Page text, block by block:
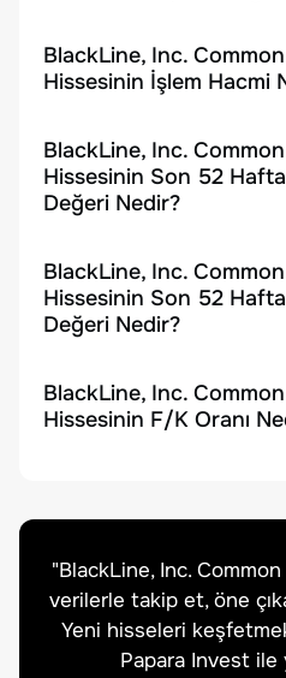
BlackLine, Inc.
Hissesinin İşlem Hacmi
BlackLine, Inc.
Hissesinin Son 52
Değeri Nedir?
BlackLine, Inc.
Hissesinin Son 52
Değeri Nedir?
BlackLine, Inc.
Hissesinin F/K Oranı
"BlackLine, Inc.
verilerle takip et, öne
Yeni hisseleri
Papara Invest ile